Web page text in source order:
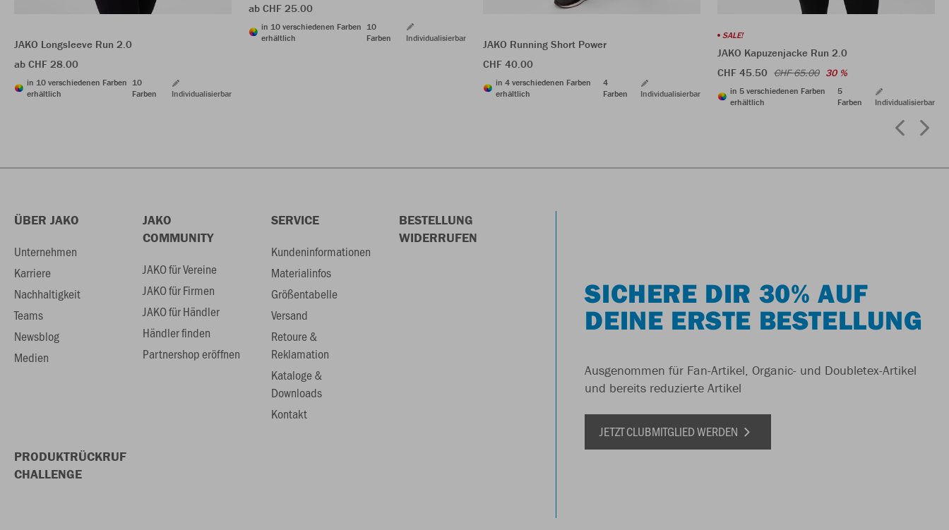
JAKO Longsleeve Run 2.0
ab CHF 28.00
in 10 verschiedenen Farben
erhältlich
10
Farben
Individualisierbar
ab CHF 25.00
in 10 verschiedenen Farben
erhältlich
10
Farben
Individualisierbar
JAKO Running Short Power
CHF 40.00
in 4 verschiedenen Farben
erhältlich
4
Farben
Individualisierbar
SALE!
JAKO Kapuzenjacke Run 2.0
CHF 45.50 CHF 65.00 30 %
in 5 verschiedenen Farben
erhältlich
5
Farben
Individualisierbar
ÜBER JAKO
Unternehmen
Karriere
Nachhaltigkeit
Teams
Newsblog
Medien
JAKO
COMMUNITY
JAKO für Vereine
JAKO für Firmen
JAKO für Händler
Händler finden
Partnershop eröffnen
SERVICE
Kundeninformationen
Materialinfos
Größentabelle
Versand
Retoure &
Reklamation
Kataloge &
Downloads
Kontakt
BESTELLUNG
WIDERRUFEN
PRODUKTRÜCKRUF
CHALLENGE
SICHERE DIR 30% AUF
DEINE ERSTE BESTELLUNG
Ausgenommen für Fan-Artikel, Organic- und Doubletex-Artikel
und bereits reduzierte Artikel
JETZT CLUBMITGLIED WERDEN